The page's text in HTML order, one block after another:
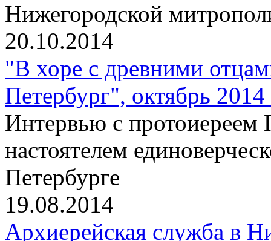
Нижегородской
20.10.2014
"В хоре с древними
Петербург", октябрь 2014
Интервью с
настоятелем
Петербурге
19.08.2014
Архиерейская служба в